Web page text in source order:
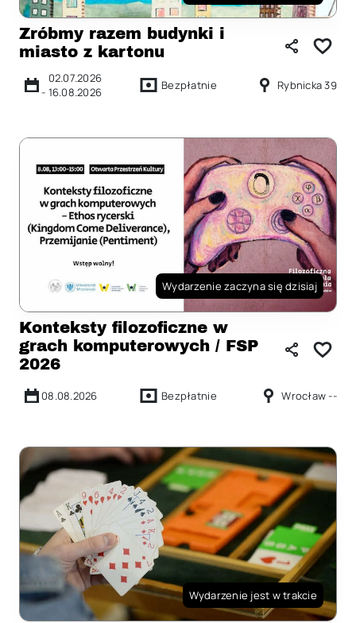
Zróbmy razem budynki i
miasto z kartonu
02.07.2026
- 16.08.2026 Bezpłatnie Rybnicka 39
Wydarzenie zaczyna się dzisiaj
Konteksty filozoficzne w
grach komputerowych / FSP
2026
08.08.2026 Bezpłatnie Wrocław --
Wydarzenie jest w trakcie